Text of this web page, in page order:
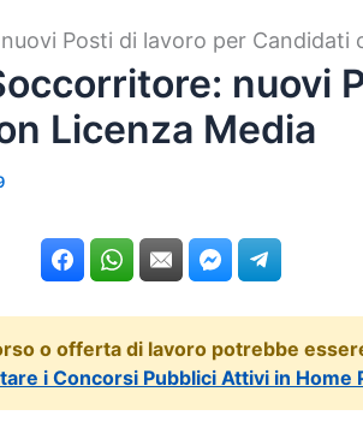
Posti di lavoro per Candidati
nuovi
Licenza Media
o offerta di lavoro potrebbe
i Concorsi Pubblici Attivi in Home